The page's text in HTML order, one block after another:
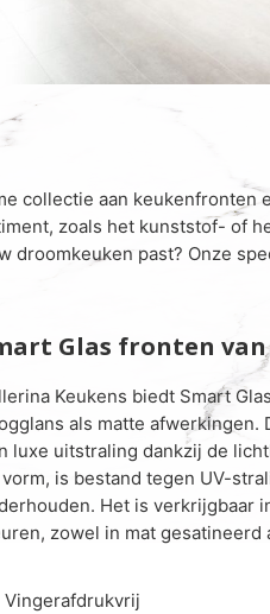
collectie aan
zoals het kunststof- of
past? Onze
Glas fronten
Keukens biedt Smart
als matte
luxe uitstraling dankzij de
is bestand tegen UV-
Het is verkrijgbaar
zowel in mat gesatineerd
Vingerafdrukvrij